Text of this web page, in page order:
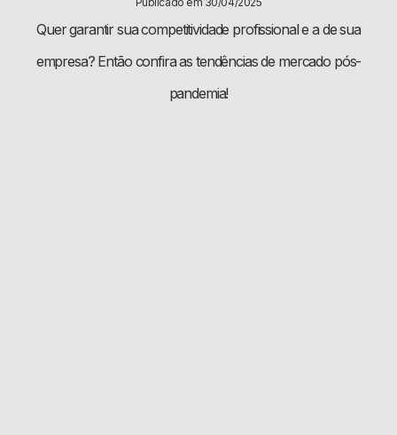
Quer garantir sua competitividade profissional e a de sua
empresa? Então confira as tendências de mercado pós-
pandemia!